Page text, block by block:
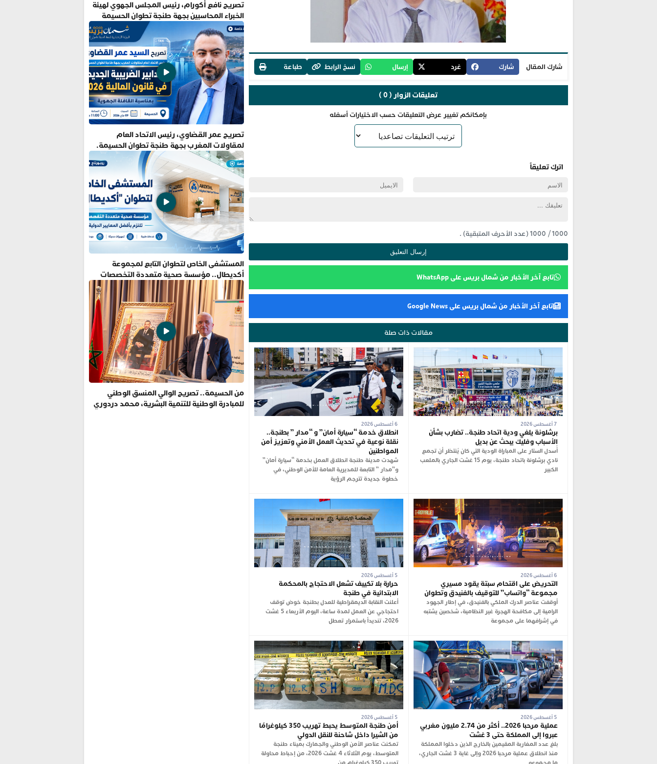
شارك المقال شارك غرد إرسال نسخ الرابط طباعة
تعليقات الزوار ( 0 )
بإمكانكم تغيير عرض التعليقات حسب الاختيارات أسفله
اترك تعليقاً
1000
/
1000(عدد الأحرف المتبقية) .
تابع آخر الأخبار من شمال بريس على WhatsApp
تابع آخر الأخبار من شمال بريس على Google News
مقالات ذات صلة
برشلونة يلغي ودية اتحاد طنجة.. تضارب بشأن
الأسباب وفليك يبحث عن بديل
أُسدل الستار على المباراة الودية التي كان يُنتظر أن تجمع
نادي برشلونة باتحاد طنجة، يوم 15 غشت الجاري بالملعب
الكبير
6 أغسطس 2026
انطلاق خدمة “سيارة أمان” و “مدار ” بطنجة..
نقلة نوعية في تحديث العمل الأمني وتعزيز أمن
المواطنين
شهدت مدينة طنجة انطلاق العمل بخدمة “سيارة أمان”
و”مدار ” التابعة للمديرية العامة للأمن الوطني، في
خطوة جديدة تترجم الرؤية
التحريض على اقتحام سبتة يقود مسيري
مجموعة “واتساب” للتوقيف بالفنيدق وتطوان
أوقفت عناصر الدرك الملكي بالفنيدق، في إطار الجهود
الرامية إلى مكافحة الهجرة غير النظامية، شخصين يشتبه
في إشرافهما على مجموعة
5 أغسطس 2026
حرارة بلا تكييف تشعل الاحتجاج بالمحكمة
الابتدائية في طنجة
أعلنت النقابة الديمقراطية للعدل بطنجة خوض توقف
احتجاجي عن العمل لمدة ساعة، اليوم الأربعاء 5 غشت
2026، تنديداً باستمرار تعطل
عملية مرحبا 2026.. أكثر من 2.74 مليون مغربي
عبروا إلى المملكة حتى 3 غشت
بلغ عدد المغاربة المقيمين بالخارج الذين دخلوا المملكة
منذ انطلاق عملية مرحبا 2026 وإلى غاية 3 غشت الجاري،
5 أغسطس 2026
أمن طنجة المتوسط يحبط تهريب 350 كيلوغرامًا
من الشيرا داخل شاحنة للنقل الدولي
تمكنت عناصر الأمن الوطني والجمارك بميناء طنجة
المتوسط، يوم الثلاثاء 4 غشت 2026، من إحباط محاولة
تصريح نافع أكورام، رئيس المجلس الجهوي لهيئة
الخبراء المحاسبين بجهة طنجة تطوان الحسيمة
تصريح عمر القضاوي، رئيس الاتحاد العام
لمقاولات المغرب بجهة طنجة تطوان الحسيمة.
المستشفى الخاص لتطوان التابع لمجموعة
أكديطال.. مؤسسة صحية متعددة التخصصات
تلتزم بأفضل المعايير الدولية
من الحسيمة.. تصريح الوالي المنسق الوطني
للمبادرة الوطنية للتنمية البشرية، محمد دردوري